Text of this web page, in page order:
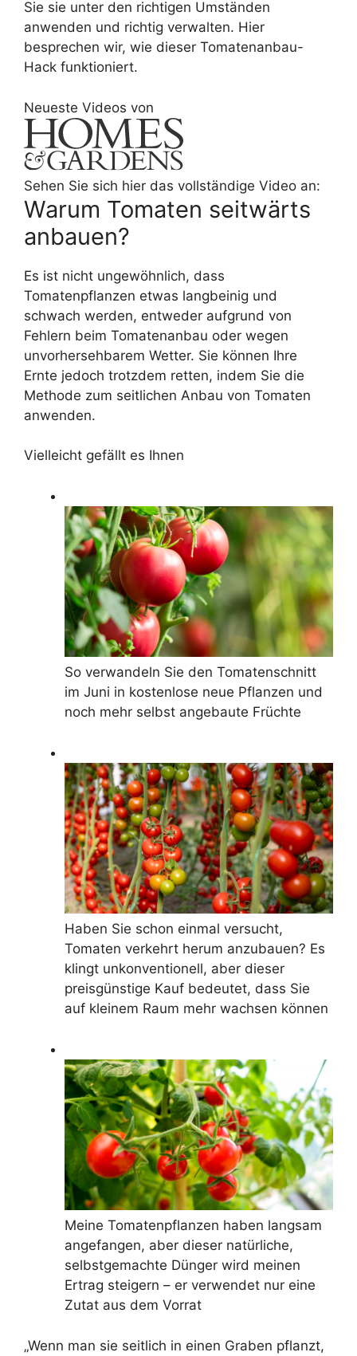
Sie sie unter den richtigen Umständen
anwenden und richtig verwalten. Hier
besprechen wir, wie dieser Tomatenanbau-
Hack funktioniert.
Neueste Videos von
Sehen Sie sich hier das vollständige Video an:
Warum Tomaten seitwärts
anbauen?
Es ist nicht ungewöhnlich, dass
Tomatenpflanzen etwas langbeinig und
schwach werden, entweder aufgrund von
Fehlern beim Tomatenanbau oder wegen
unvorhersehbarem Wetter. Sie können Ihre
Ernte jedoch trotzdem retten, indem Sie die
Methode zum seitlichen Anbau von Tomaten
anwenden.
Vielleicht gefällt es Ihnen
So verwandeln Sie den Tomatenschnitt
im Juni in kostenlose neue Pflanzen und
noch mehr selbst angebaute Früchte
Haben Sie schon einmal versucht,
Tomaten verkehrt herum anzubauen? Es
klingt unkonventionell, aber dieser
preisgünstige Kauf bedeutet, dass Sie
auf kleinem Raum mehr wachsen können
Meine Tomatenpflanzen haben langsam
angefangen, aber dieser natürliche,
selbstgemachte Dünger wird meinen
Ertrag steigern – er verwendet nur eine
Zutat aus dem Vorrat
„Wenn man sie seitlich in einen Graben pflanzt,